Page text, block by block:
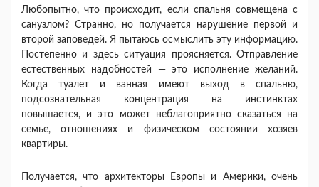
Любопытно, что происходит, если спальня совме­щена с
санузлом? Странно, но получается наруше­ние первой и
второй заповедей. Я пытаюсь осмыс­лить эту информацию.
Постепенно и здесь ситуация проясняется. Отправление
естественных надобно­стей — это исполнение желаний.
Когда туалет и ван­ная имеют выход в спальню,
подсознательная кон­центрация на инстинктах
повышается, и это может неблагоприятно сказаться на
семье, отношениях и физическом состоянии хозяев
квартиры.
Получается, что архитекторы Европы и Америки, очень